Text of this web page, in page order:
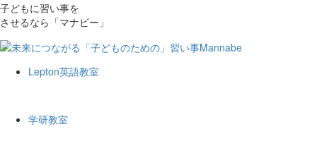
子どもに習い事を
させるなら「マナビー」
Lepton英語教室
学研教室